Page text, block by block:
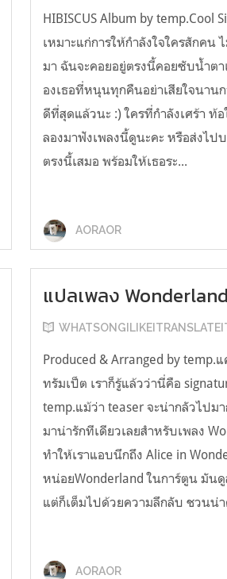
HIBISCUS Album by temp.Cool
เหมาะแก่การให้กำลังใจใครสักคน
มา ฉันจะคอยอยู่ตรงนี้คอยซับน้ำต
องเธอที่หนุนทุกคืนอย่าเสียใจนานก
ดีที่สุดแล้วนะ :) ใครที่กำลังเศร้า ท้
ลองมาฟังเพลงนี้ดูนะคะ หรือส่งไปบ
ตรงนี้เสมอ พร้อมให้เธอระ...
AORAOR
แปลเพลง
Produced & Arranged by temp.
ทรัมเป็ต เราก็รู้แล้วว่านี่คือ
temp.แม้ว่า teaser จะน่ากลัวไปม
มาน่ารักทีเดียวเลยสำหรับเพลง
ทำให้เราแอบนึกถึง Alice in
หน่อยWonderland ในการ์ตูน มันดู
แต่ก็เต็มไปด้วยความลึกลับ ชวนน่
AORAOR